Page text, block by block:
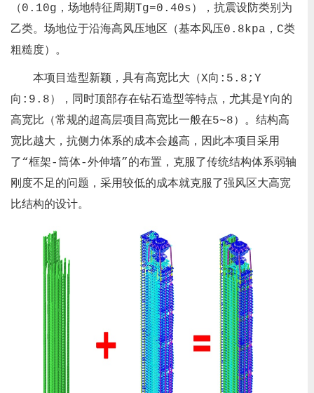
（0.10g，场地特征周期Tg=0.40s），抗震设防类别为
乙类。场地位于沿海高风压地区（基本风压0.8kpa，C类
粗糙度）。
本项目造型新颖，具有高宽比大（X向:5.8;Y
向:9.8），同时顶部存在钻石造型等特点，尤其是Y向的
高宽比（常规的超高层项目高宽比一般在5~8）。结构高
宽比越大，抗侧力体系的成本会越高，因此本项目采用
了“框架-筒体-外伸墙”的布置，克服了传统结构体系弱轴
刚度不足的问题，采用较低的成本就克服了强风区大高宽
比结构的设计。